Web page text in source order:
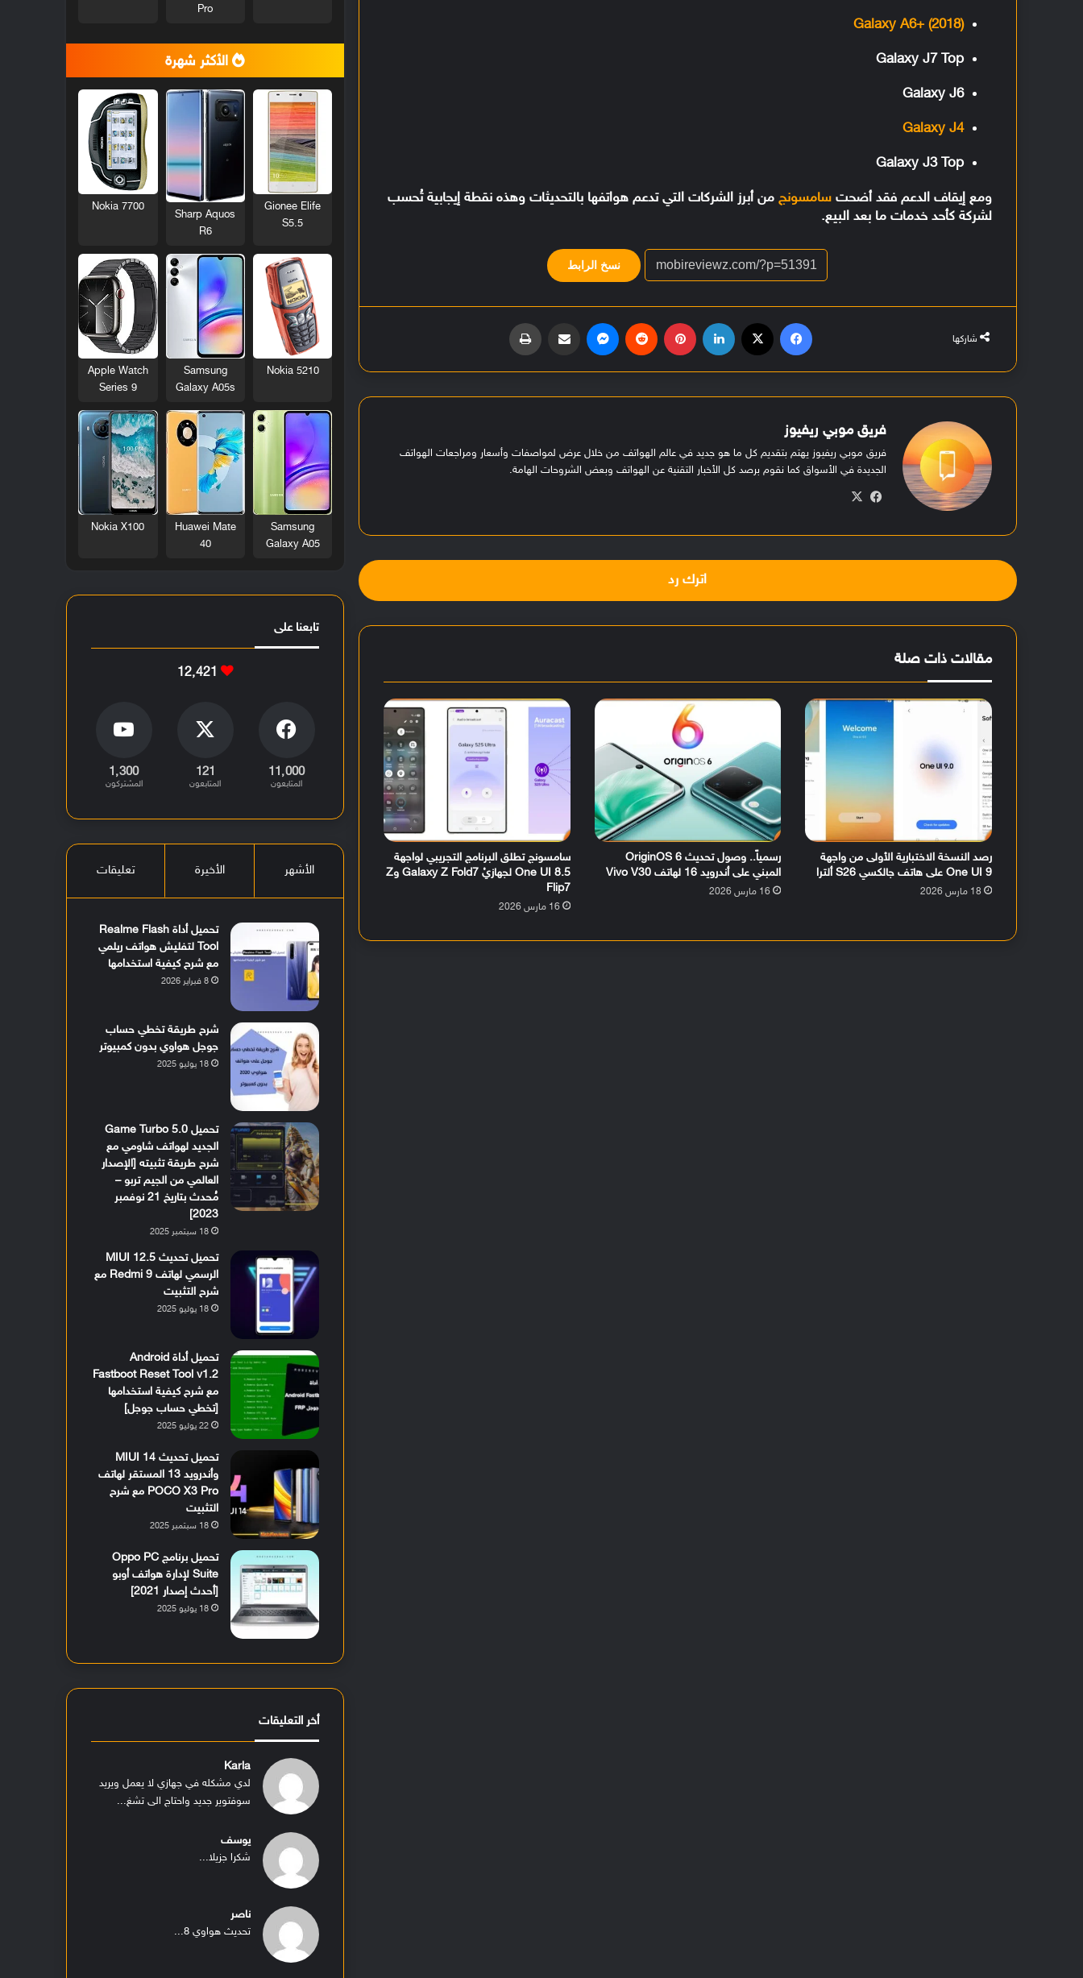
Galaxy A6+ (2018)
Galaxy J7 Top
Galaxy J6
Galaxy J4
Galaxy J3 Top
ومع إيقاف الدعم فقد أضحتسامسونج من أبرز الشركات التي تدعم هواتفها بالتحديثات وهذه نقطة إيجابية تُحسب
لشركة كأحد خدمات ما بعد البيع.
نسخ الرابط
شاركها
فريق موبي ريفيوز
فريق موبي ريفيوز يهتم بتقديم كل ما هو جديد في عالم الهواتف من خلال عرض لمواصفات وأسعار ومراجعات الهواتف
الجديدة في الأسواق كما نقوم برصد كل الأخبار التقنية عن الهواتف وبعض الشروحات الهامة.
في
وك
اترك رد
مقالات ذات صلة
رصد النسخة الاختبارية الأولى من واجهة
One UI 9 على هاتف جالكسي S26 ألترا
18 مارس 2026
رسمياً.. وصول تحديث OriginOS 6
المبني على أندرويد 16 لهاتف Vivo V30
16 مارس 2026
سامسونج تطلق البرنامج التجريبي لواجهة
One UI 8.5 لجهازيْ Galaxy Z Fold7 وZ
Flip7
16 مارس 2026
Pro
الأكثر شهرة
Gionee Elife
S5.5
Sharp Aquos
R6
Nokia 7700
Nokia 5210
Samsung
Galaxy A05s
Apple Watch
Series 9
Samsung
Galaxy A05
Huawei Mate
40
Nokia X100
تابعنا على
12٬421
11٬000
المتابعون
121
المتابعون
1٬300
المشتركون
الأشهر الأخيرة تعليقات
تحميل أداة Realme Flash
Tool لتفليش هواتف ريلمي
مع شرح كيفية استخدامها
8 فبراير 2026
شرح طريقة تخطي حساب
جوجل هواوي بدون كمبيوتر
18 يوليو 2025
تحميل Game Turbo 5.0
الجديد لهواتف شاومي مع
شرح طريقة تثبيته [الإصدار
العالمي من الجيم تربو –
مُحدث بتاريخ 21 نوفمبر
2023]
18 سبتمبر 2025
تحميل تحديث MIUI 12.5
الرسمي لهاتف Redmi 9 مع
شرح التثبيت
18 يوليو 2025
تحميل أداة Android
Fastboot Reset Tool v1.2
مع شرح كيفية استخدامها
[تخطي حساب جوجل]
22 يوليو 2025
تحميل تحديث MIUI 14
وأندرويد 13 المستقر لهاتف
POCO X3 Pro مع شرح
التثبيت
18 سبتمبر 2025
تحميل برنامج Oppo PC
Suite لإدارة هواتف أوبو
[أحدث إصدار 2021]
18 يوليو 2025
أخر التعليقات
Karla
لدي مشكله في جهازي لا يعمل ويريد
سوفتوير جديد واحتاج الى تشغ...
يوسف
شكرا جزيلا...
ناصر
تحديث هواوي 8...